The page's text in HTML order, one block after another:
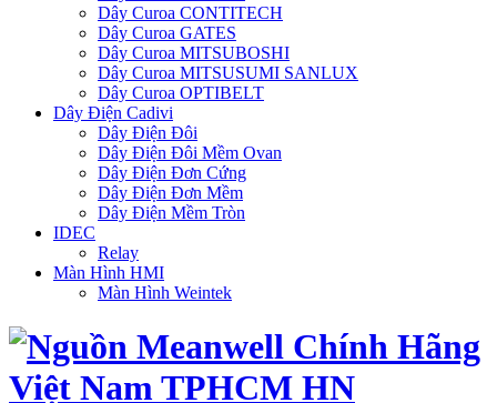
Dây Curoa CONTITECH
Dây Curoa GATES
Dây Curoa MITSUBOSHI
Dây Curoa MITSUSUMI SANLUX
Dây Curoa OPTIBELT
Dây Điện Cadivi
Dây Điện Đôi
Dây Điện Đôi Mềm Ovan
Dây Điện Đơn Cứng
Dây Điện Đơn Mềm
Dây Điện Mềm Tròn
IDEC
Relay
Màn Hình HMI
Màn Hình Weintek